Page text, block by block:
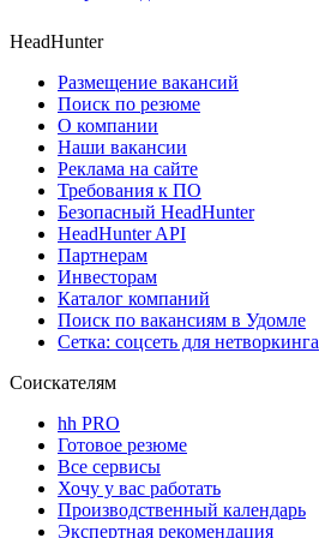
HeadHunter
Размещение вакансий
Поиск по резюме
О компании
Наши вакансии
Реклама на сайте
Требования к ПО
Безопасный HeadHunter
HeadHunter API
Партнерам
Инвесторам
Каталог компаний
Поиск по вакансиям в Удомле
Сетка: соцсеть для нетворкинга
Соискателям
hh PRO
Готовое резюме
Все сервисы
Хочу у вас работать
Производственный календарь
Экспертная рекомендация